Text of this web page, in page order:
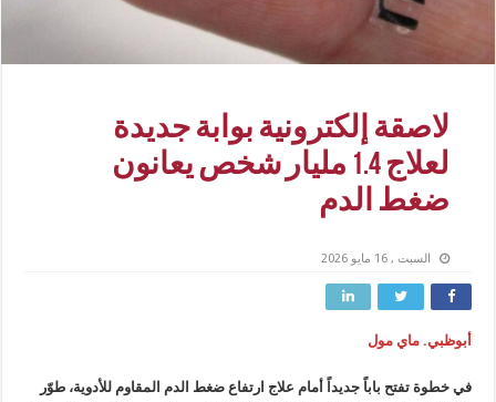
لاصقة إلكترونية بوابة جديدة
لعلاج 1.4 مليار شخص يعانون
ضغط الدم
السبت , 16 مايو 2026
أبوظبي. ماي مول
في خطوة تفتح باباً جديداً أمام علاج ارتفاع ضغط الدم المقاوم للأدوية، طوّر